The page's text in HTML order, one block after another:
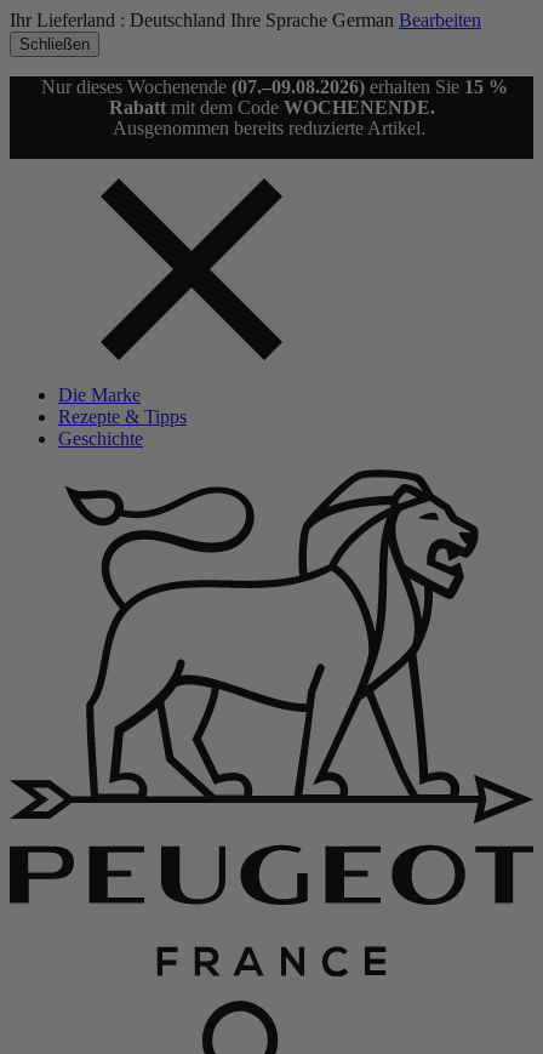
Ihr Lieferland : Deutschland Ihre Sprache German Bearbeiten
Schließen
Nur dieses Wochenende(07.–09.08.2026)erhalten Sie 15 %
Rabattmit dem Code WOCHENENDE.
Ausgenommen bereits reduzierte Artikel.
Die Marke
Rezepte & Tipps
Geschichte